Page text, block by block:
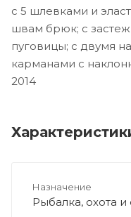
с 5 шлевками и
швам брюк; с
пуговицы; с двумя
карманами с
2014
Назначение
Рыбалка, охота и